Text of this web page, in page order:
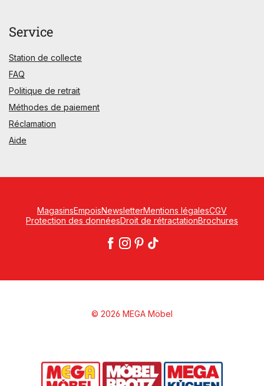
Service
Station de collecte
FAQ
Politique de retrait
Méthodes de paiement
Réclamation
Aide
MagasinsEmpoisNewsletterMentions légalesCGV
Protection des donnéesDroit de rétractationBrochures
© 2026 MEGA Möbel